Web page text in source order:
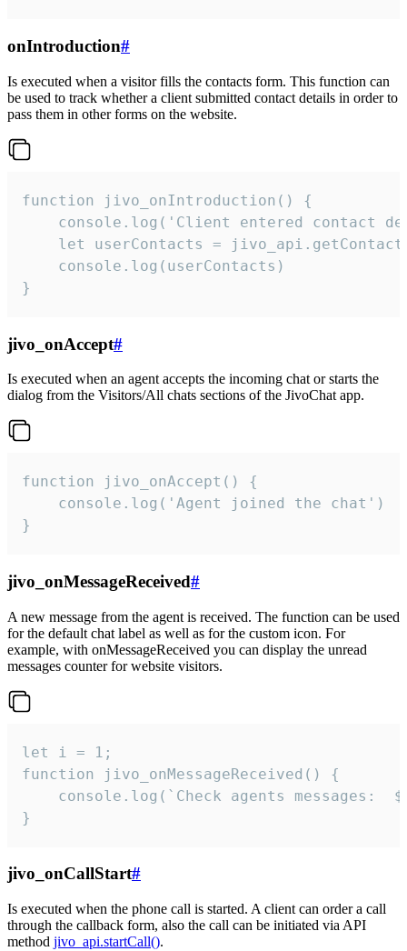
onIntroduction#
Is executed when a visitor fills the contacts form. This function can
be used to track whether a client submitted contact details in order to
pass them in other forms on the website.
function jivo_onIntroduction() {
console.log('Client entered contact
let userContacts =
    console.log(userContacts)
}
jivo_onAccept#
Is executed when an agent accepts the incoming chat or starts the
dialog from the Visitors/All chats sections of the JivoChat app.
function jivo_onAccept() {
}
jivo_onMessageReceived#
A new message from the agent is received. The function can be used
for the default chat label as well as for the custom icon. For
example, with onMessageReceived you can display the unread
messages counter for website visitors.
let i = 1;
function jivo_onMessageReceived() {
}
jivo_onCallStart#
Is executed when the phone call is started. A client can order a call
through the callback form, also the call can be initiated via API
method jivo_api.startCall().